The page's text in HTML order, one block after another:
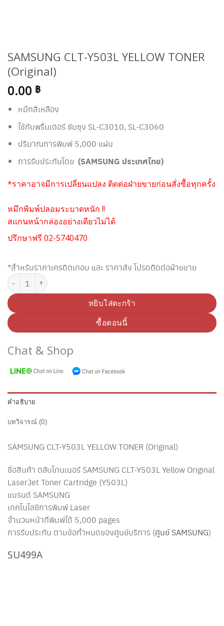
SAMSUNG CLT-Y503L YELLOW TONER
(Original)
0.00 ฿
หมึกสีเหลือง
ใช้กับพริ้นเตอร์ ซัมซุง SL-C3010, SL-C3060
ปริมาณการพิมพ์ 5,000 แผ่น
การรับประกันโดย (SAMSUNG ประเทศไทย)
*ราคาอาจมีการเปลี่ยนแปลง ติดต่อฝ่ายขายก่อนสั่งซื้อทุกครั้ง
หมึกพิมพ์ปลอมระบาดหนัก !!
สแกนหน้ากล่องอย่างเดียวไม่ได้
ปรึกษาฟรี 02-5740470
*สำหรับราคาเครดิตเทอม และ ราคาส่ง โปรดติดต่อฝ่ายขาย
จำนวน SAMSUNG CLT-Y503L YELLOW TONER (Original) ชิ้น
หยิบใส่ตะกร้า
ซื้อตอนนี้
Chat & Shop
คำอธิบาย
บทวิจารณ์ (0)
SAMSUNG CLT-Y503L YELLOW TONER (Original)
ชื่อสินค้า ตลับโทนเนอร์ SAMSUNG CLT-Y503L Yellow Original
LaserJet Toner Cartridge (Y503L)
แบรนด์ SAMSUNG
เทคโนโลยีการพิมพ์ Laser
จำนวนหน้าที่พิมพ์ได้ 5,000 pages
การรับประกัน ตามข้อกำหนดของศูนย์บริการ (ศูนย์ SAMSUNG)
SU499A